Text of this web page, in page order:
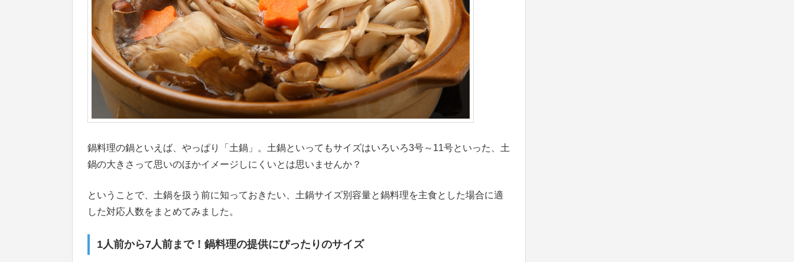
鍋料理の鍋といえば、やっぱり「土鍋」。土鍋といってもサイズはいろいろ3号～11号といった、土
鍋の大きさって思いのほかイメージしにくいとは思いませんか？
ということで、土鍋を扱う前に知っておきたい、土鍋サイズ別容量と鍋料理を主食とした場合に適
した対応人数をまとめてみました。
1人前から7人前まで！鍋料理の提供にぴったりのサイズ